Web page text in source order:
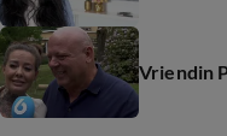
Vriendin